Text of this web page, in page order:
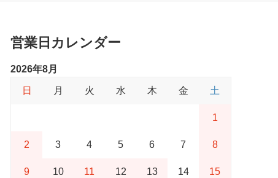
営業日カレンダー
2026年8月
日 月 火 水 木 金 土
1
2 3 4 5 6 7 8
9 10 11 12 13 14 15